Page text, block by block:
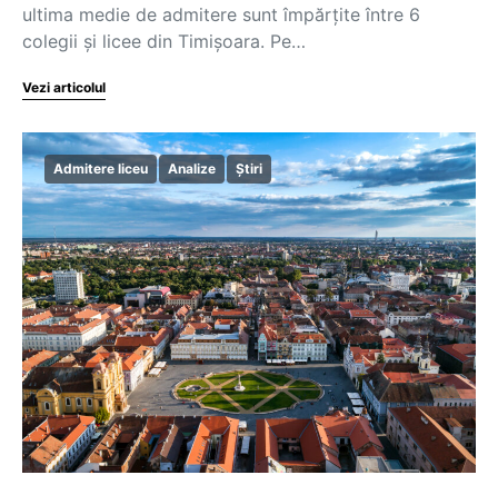
ultima medie de admitere sunt împărțite între 6
colegii și licee din Timișoara. Pe…
Vezi articolul
Admitere liceu Analize Știri